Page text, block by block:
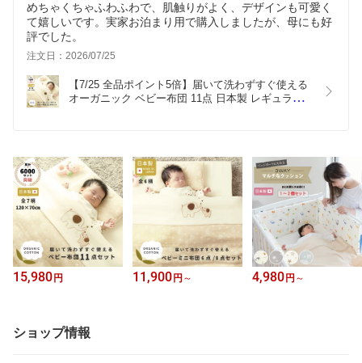
めちゃくちゃふわふわで、肌触りがよく、デザインも可愛く
て嬉しいです。実家お泊まり用で購入しましたが、母にも好
評でした。
注文日：2026/07/25
【7/25 全品ポイント5倍】届いて洗わずすぐ使える
オーガニック ベビー布団 11点 日本製 レギュラー
15,980 円 11,900 円 ～ 4,980 円 ～
ショップ情報